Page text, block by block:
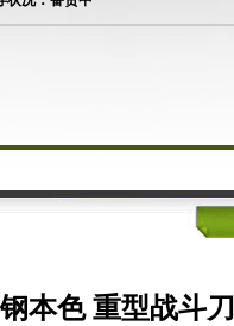
本色 重型战斗刀